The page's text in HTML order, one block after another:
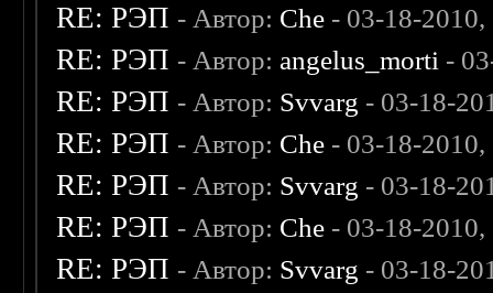
RE: РЭП - Автор: Che - 03-18-
RE: РЭП - Автор: angelus_morti -
RE: РЭП - Автор: Svvarg - 03-18-
RE: РЭП - Автор: Che - 03-18-
RE: РЭП - Автор: Svvarg - 03-18-
RE: РЭП - Автор: Che - 03-18-
RE: РЭП - Автор: Svvarg - 03-18-